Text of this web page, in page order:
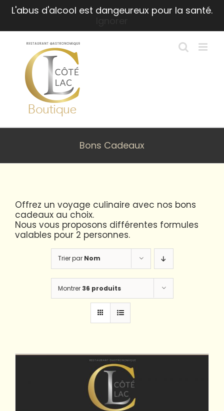
L'abus d'alcool est dangeureux pour la santé.
Passer
Bons Cadeaux
Offrez un voyage culinaire avec nos bons
cadeaux au choix.
Nous vous proposons différentes formules
valables pour 2 personnes.
Trier par Nom
Montrer 36 produits